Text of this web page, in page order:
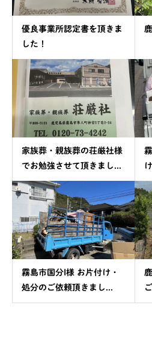
優良事業所認定書を頂きま
した！
家族葬・親族葬の荘厳社様
でお勉強させて頂きまし...
霧島市国分I様 お片付け・
処分のご依頼頂きまし...